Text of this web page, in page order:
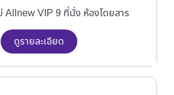
Allnew VIP 9 ที่นั่ง ห้องโดยสาร
ดูรายละเอียด